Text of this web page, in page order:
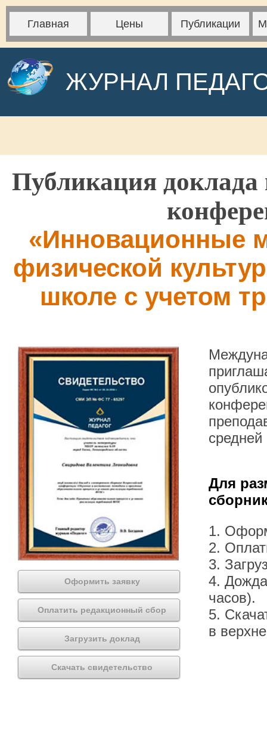
Главная Цены Публикации
ЖУРНАЛ
Публикация доклада
«Инновационные
физической
школе с учетом
Оформить заявку
Оплатить редакционный сбор
Загрузить доклад
Скачать свидетельство
Для
1.
2.
3.
4.
часов).
5.
в